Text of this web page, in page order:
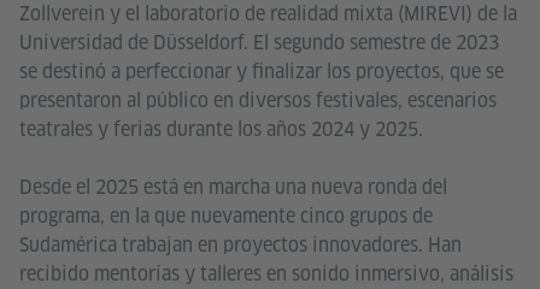
Zollverein y el laboratorio de realidad mixta (MIREVI) de la
Universidad de Düsseldorf. El segundo semestre de 2023
se destinó a perfeccionar y finalizar los proyectos, que se
presentaron al público en diversos festivales, escenarios
teatrales y ferias durante los años 2024 y 2025.
Desde el 2025 está en marcha una nueva ronda del
programa, en la que nuevamente cinco grupos de
Sudamérica trabajan en proyectos innovadores. Han
recibido mentorías y talleres en sonido inmersivo, análisis